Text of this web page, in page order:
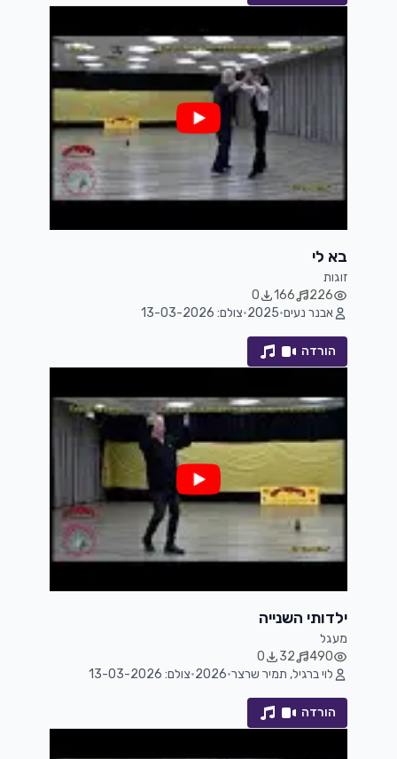
בא לי
זוגות
226
166
0
אבנר נעים•
2025
•צולם: 13-03-2026
הורדה
ילדותי השנייה
מעגל
490
32
0
לוי ברגיל, תמיר שרצר•
2026
•צולם: 13-03-2026
הורדה